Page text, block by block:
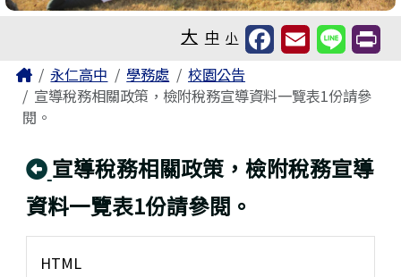
大 中 小
主內容區域
Home永仁高中 學務處
校園公告
宣導稅務相關政策，檢附稅務宣導資料一覽表1份請參
閱。
回上頁
宣導稅務相關政策，檢附稅務宣導
資料一覽表1份請參閱。
HTML
頁尾區域